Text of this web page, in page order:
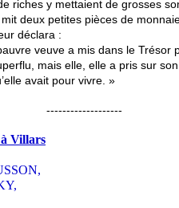
riches y mettaient de grosses
deux petites pièces de
déclara :
veuve a mis dans le Trésor
mais elle, elle a pris sur
avait pour vivre. »
-------------------
Villars